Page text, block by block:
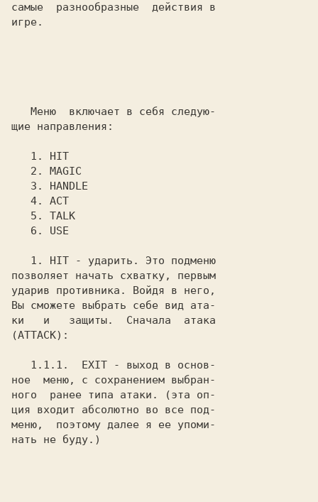
самые  разнообразные  действия в
игре.
щие направления:
1 .
HIT
2 .
MAGIC
3 .
HANDLE
4.
ACT
5 .
TALK
6 . USE
1 . HIT - ударить. Это подменю
позволяет начать схватку, первым
ударив противника. Войдя в него,
Вы сможете выбрать себе вид ата-
ки   и   защиты.  Сначала  атака
(ATTACK):
1.1.1 . EXIT - выход в основ-
ное  меню, с сохранением выбран-
ного  ранее типа атаки. (эта оп-
ция входит абсолютно во все под-
меню,  поэтому далее я ее упоми-
нать не буду.)